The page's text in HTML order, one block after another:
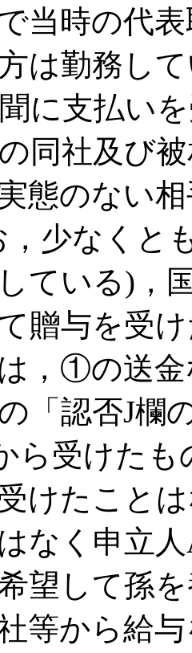
当時の代
は勤務し
に支払い
同社及び
態のない
，少なくと
ている)，
贈与を受
，①の送
「認否J欄
ら受けた
けたこと
なく申立
望して孫
等から給